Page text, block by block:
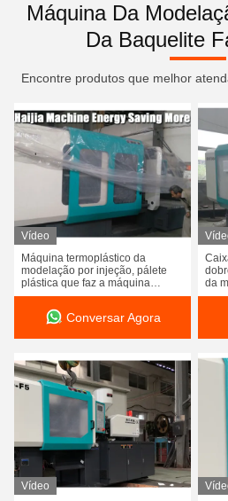
Máquina Da
Da Baquelite
Encontre produtos que melhor
Vídeo
Máquina termoplástico da
modelação por injeção, pálete
plástica que faz a máquina
horizontal
Conversar Agora
da
Vídeo